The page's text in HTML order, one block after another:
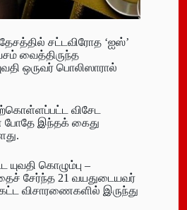
சட்டவிரோத ‘ஐஸ்’
வைத்திருந்த
ஒருவர் பொலிஸாரால்
விசேட
இந்தக் கைது
கொழும்பு –
சேர்ந்த 21 வயதுடையவர்
விசாரணைகளில் இருந்து